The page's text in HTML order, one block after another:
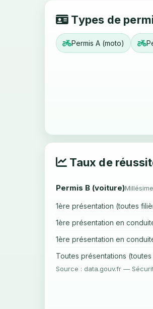
Types de
Permis A (moto)
Taux de
Permis B (voiture)
1ère présentation (toutes
1ère présentation en
1ère présentation en
Toutes présentations
Source : data.gouv.fr —